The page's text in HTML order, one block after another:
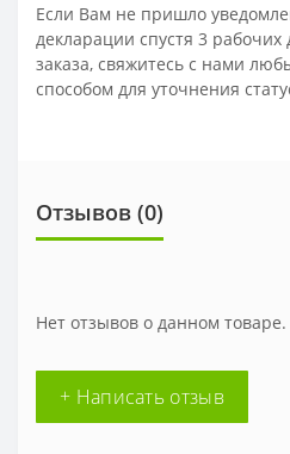
Если Вам не пришло
декларации спустя 3
заказа, свяжитесь с нами
способом для уточнения
Отзывов (0)
Нет отзывов о данном товаре.
+ Написать отзыв